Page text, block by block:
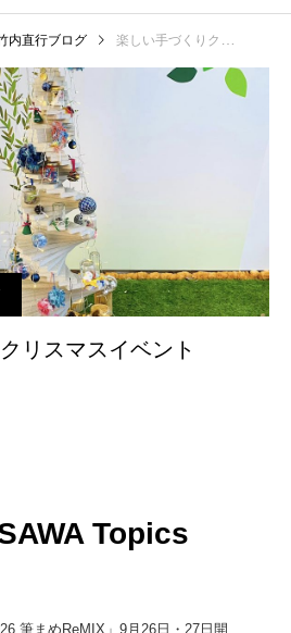
内直行ブログ 楽しい手づくりクリスマスイベント
リスマスイベント
Topics
筆まめReMIX」9月26日・27日開